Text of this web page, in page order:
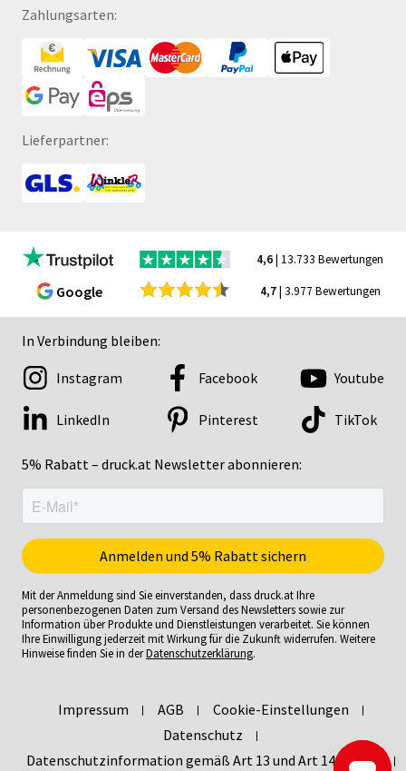
Zahlungsarten:
Lieferpartner:
4,6| 13.733 Bewertungen
Google 4,7| 3.977 Bewertungen
In Verbindung bleiben:
5% Rabatt – druck.at Newsletter abonnieren:
Instagram Facebook Youtube
LinkedIn Pinterest TikTok
Mit der Anmeldung sind Sie einverstanden, dass druck.at Ihre
personenbezogenen Daten zum Versand des Newsletters sowie zur
Information über Produkte und Dienstleistungen verarbeitet. Sie können
Ihre Einwilligung jederzeit mit Wirkung für die Zukunft widerrufen. Weitere
Hinweise finden Sie in derDatenschutzerklärung.
Impressum AGB
Cookie-Einstellungen
Datenschutz
Datenschutzinformation gemäß Art 13 und Art 14 DSGVO